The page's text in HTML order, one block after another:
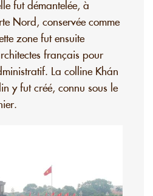
fut démantelée, à
Nord, conservée comme
zone fut ensuite
français pour
La colline Khán
y fut créé, connu sous le